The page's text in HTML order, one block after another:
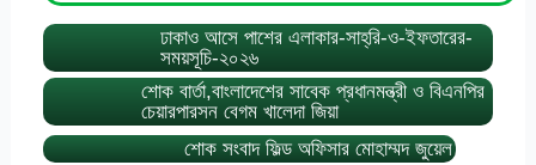
ঢাকাও আসে পাশের এলাকার-সাহ্‌রি-ও-ইফতারের-
সময়সূচি-২০২৬
শোক বার্তা,বাংলাদেশের সাবেক প্রধানমন্ত্রী ও বিএনপির
চেয়ারপারসন বেগম খালেদা জিয়া
শোক সংবাদ ফিল্ড অফিসার মোহাম্মদ জুয়েল